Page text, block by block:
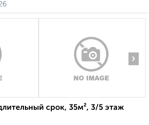
›
срок, 35м², 3/5 этаж